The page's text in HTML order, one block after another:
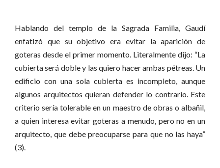
Hablando del templo de la Sagrada Familia, Gaudí
enfatizó que su objetivo era evitar la aparición de
goteras desde el primer momento. Literalmente dijo: “La
cubierta será doble y las quiero hacer ambas pétreas. Un
edificio con una sola cubierta es incompleto, aunque
algunos arquitectos quieran defender lo contrario. Este
criterio sería tolerable en un maestro de obras o albañil,
a quien interesa evitar goteras a menudo, pero no en un
arquitecto, que debe preocuparse para que no las haya”
(3).